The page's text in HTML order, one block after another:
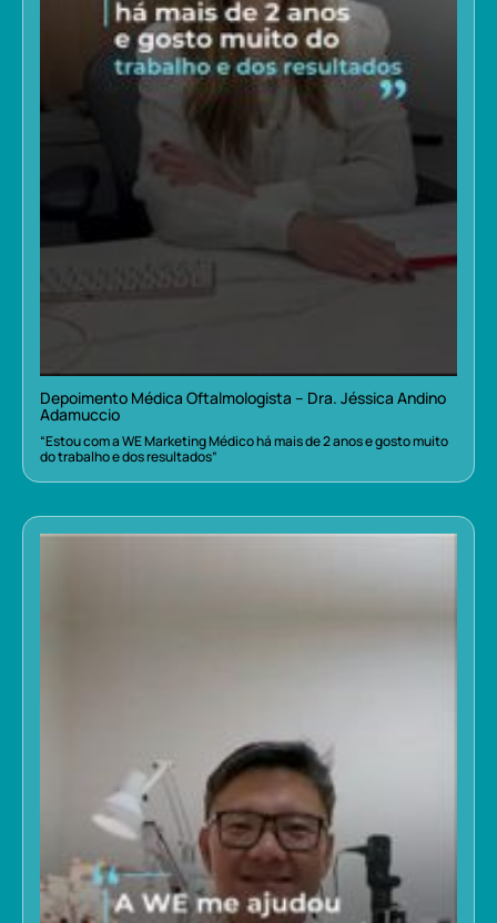
Depoimento Médica Oftalmologista – Dra. Jéssica Andino
Adamuccio
“Estou com a WE Marketing Médico há mais de 2 anos e gosto muito
do trabalho e dos resultados”